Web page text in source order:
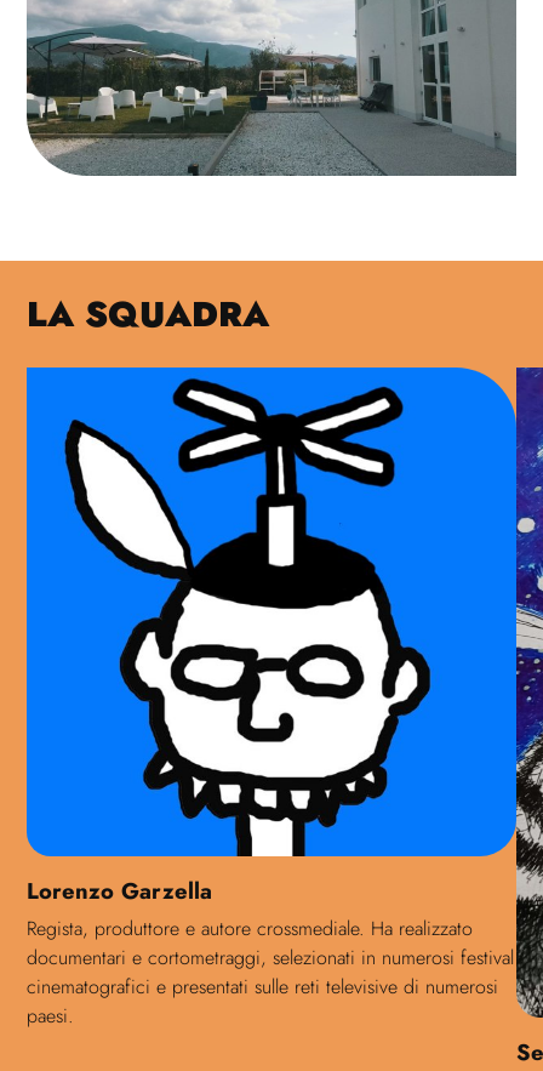
LA SQUADRA
Lorenzo Garzella
Regista, produttore e autore crossmediale. Ha realizzato
documentari e cortometraggi, selezionati in numerosi festival
cinematografici e presentati sulle reti televisive di numerosi
paesi.